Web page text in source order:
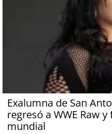
Exalumna de San
regresó a WWE Raw
mundial